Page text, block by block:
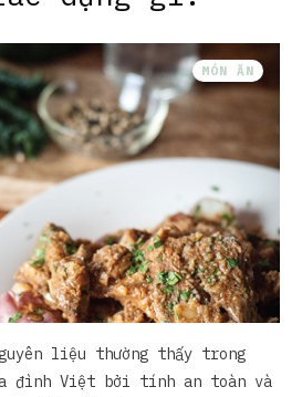
MÓN ĂN
liệu thường thấy trong
đình Việt bởi tính an toàn và